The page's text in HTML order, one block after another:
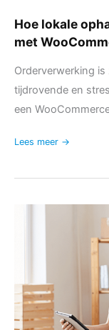
Hoe lokale
met
Orderverwerking
tijdrovende en
een
Lees meer →